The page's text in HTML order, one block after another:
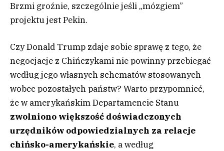
Brzmi groźnie, szczególnie jeśli „mózgiem”
projektu jest Pekin.
Czy Donald Trump zdaje sobie sprawę z tego, że
negocjacje z Chińczykami nie powinny przebiegać
według jego własnych schematów stosowanych
wobec pozostałych państw? Warto przypomnieć,
że w amerykańskim Departamencie Stanu
zwolniono większość doświadczonych
urzędników odpowiedzialnych za relacje
chińsko-amerykańskie, a według